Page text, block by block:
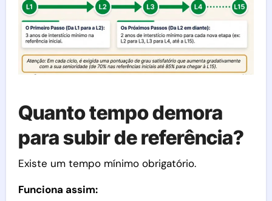
Quanto tempo demora
para subir de referência?
Existe um tempo mínimo obrigatório.
Funciona assim: